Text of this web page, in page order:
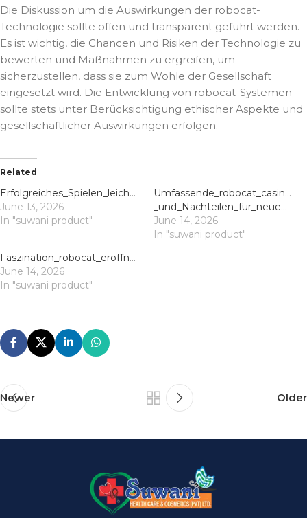
Die Diskussion um die Auswirkungen der robocat-
Technologie sollte offen und transparent geführt werden.
Es ist wichtig, die Chancen und Risiken der Technologie zu
bewerten und Maßnahmen zu ergreifen, um
sicherzustellen, dass sie zum Wohle der Gesellschaft
eingesetzt wird. Die Entwicklung von robocat-Systemen
sollte stets unter Berücksichtigung ethischer Aspekte und
gesellschaftlicher Auswirkungen erfolgen.
Related
Erfolgreiches_Spielen_leicht_gemacht_robocat_casino_login_für_stundenlangen_Spi
June 13, 2026
In "suwani product"
_und_Nachteilen_für_neue_Sp
June 14, 2026
In "suwani product"
Faszination_robocat_eröffnet_überraschende_Wege_für_mehr_Komfort_und_Sicherhe
June 14, 2026
In "suwani product"
Newer Older